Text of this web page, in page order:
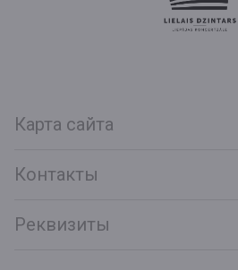
Карта сайта
Контакты
Реквизиты